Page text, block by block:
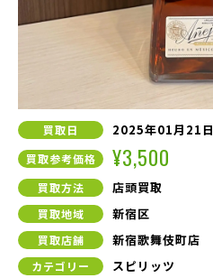
買取日 2025年01月21日
買取参考価格 ¥3,500
買取方法 店頭買取
買取地域 新宿区
買取店舗 新宿歌舞伎町店
カテゴリー スピリッツ